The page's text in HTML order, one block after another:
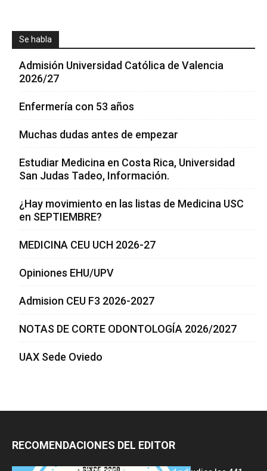
Se habla
Admisión Universidad Católica de Valencia
2026/27
Enfermería con 53 años
Muchas dudas antes de empezar
Estudiar Medicina en Costa Rica, Universidad
San Judas Tadeo, Información.
¿Hay movimiento en las listas de Medicina USC
en SEPTIEMBRE?
MEDICINA CEU UCH 2026-27
Opiniones EHU/UPV
Admision CEU F3 2026-2027
NOTAS DE CORTE ODONTOLOGÍA 2026/2027
UAX Sede Oviedo
RECOMENDACIONES DEL EDITOR